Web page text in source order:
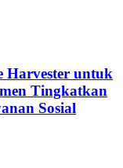
Harvester untuk
Tingkatkan
Sosial